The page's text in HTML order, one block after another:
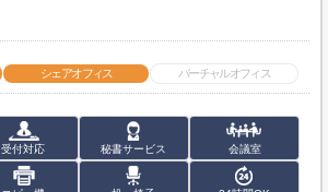
シェアオフィス バーチャルオフィス
受付対応 秘書サービス 会議室